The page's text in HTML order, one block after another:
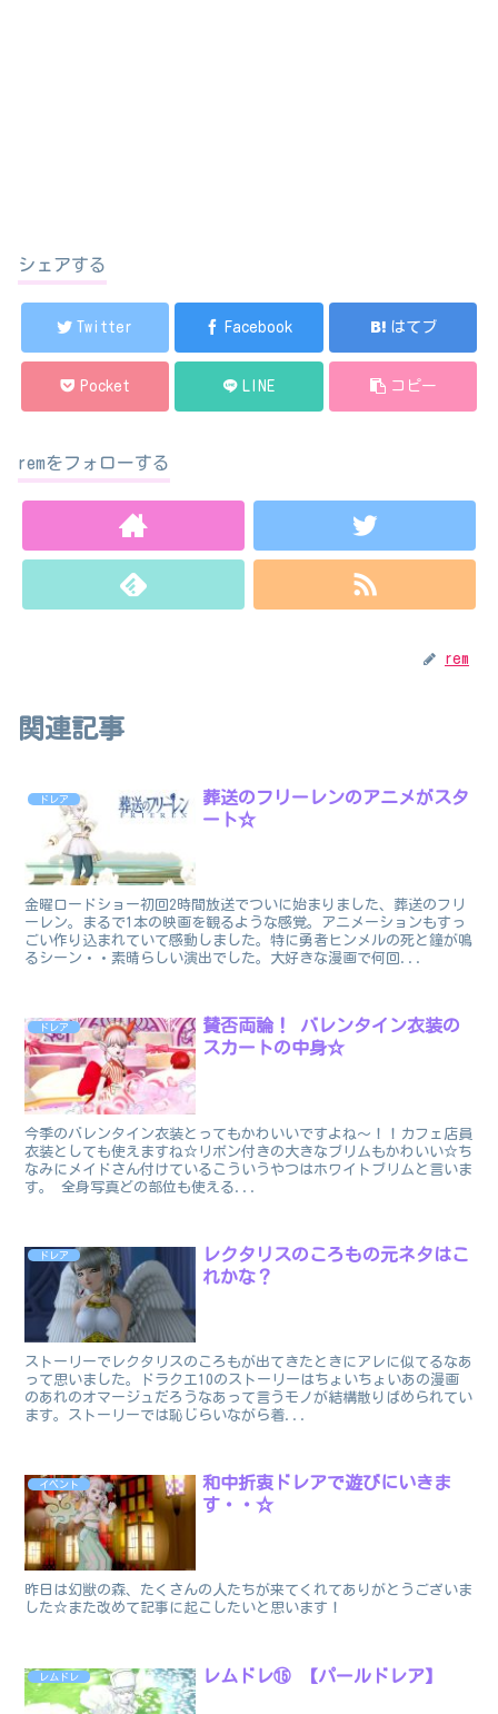
シェアする
Twitter Facebook はてブ
Pocket LINE コピー
remをフォローする
rem
関連記事
ドレア
葬送のフリーレンのアニメがスタ
ート☆
金曜ロードショー初回2時間放送でついに始まりました、葬送のフリ
ーレン。まるで1本の映画を観るような感覚。アニメーションもすっ
ごい作り込まれていて感動しました。特に勇者ヒンメルの死と鐘が鳴
るシーン・・素晴らしい演出でした。大好きな漫画で何回...
ドレア
賛否両論！ バレンタイン衣装の
スカートの中身☆
今季のバレンタイン衣装とってもかわいいですよね～！！カフェ店員
衣装としても使えますね☆リボン付きの大きなブリムもかわいい☆ち
なみにメイドさん付けているこういうやつはホワイトブリムと言いま
す。 全身写真どの部位も使える...
ドレア
レクタリスのころもの元ネタはこ
れかな？
ストーリーでレクタリスのころもが出てきたときにアレに似てるなあ
って思いました。ドラクエ10のストーリーはちょいちょいあの漫画
のあれのオマージュだろうなあって言うモノが結構散りばめられてい
ます。ストーリーでは恥じらいながら着...
イベント
和中折衷ドレアで遊びにいきま
す・・☆
昨日は幻獣の森、たくさんの人たちが来てくれてありがとうございま
した☆また改めて記事に起こしたいと思います！
レムドレ レムドレ⑮ 【パールドレア】